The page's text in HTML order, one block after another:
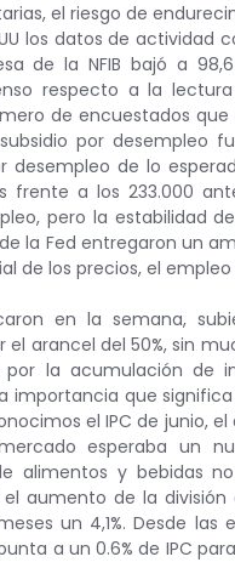
el riesgo de
los datos de
de la NFIB bajó a
respecto a la
de encuestados que
por desempleo
desempleo de lo
frente a los 233.000
pero la estabilidad
la Fed entregaron un
de los precios, el
en la semana,
el arancel del 50%, sin
la acumulación de
importancia que
el IPC de junio,
esperaba un
alimentos y bebidas
aumento de la
un 4,1%. Desde
a un 0.6% de IPC